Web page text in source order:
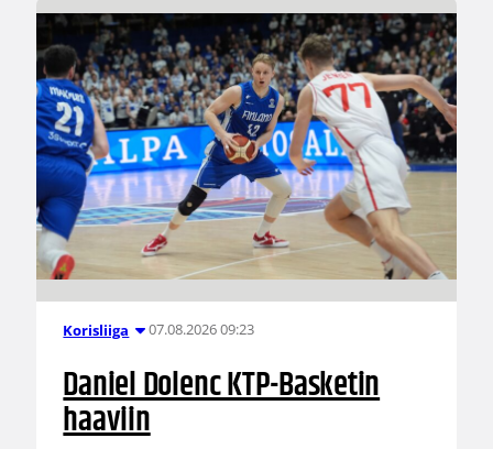
Korisliiga 07.08.2026 09:23
Daniel Dolenc KTP-Basketin
haaviin